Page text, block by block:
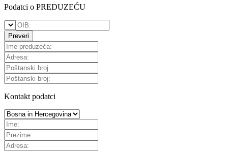
Podatci o PREDUZEĆU
Preveri
Kontakt podatci